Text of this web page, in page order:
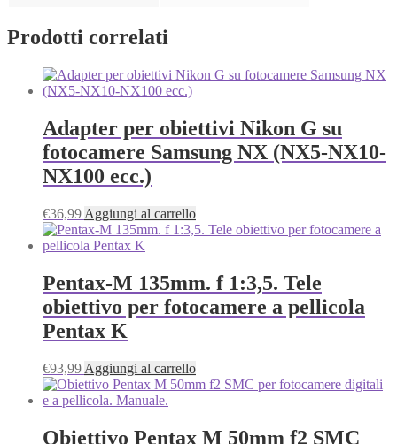
Prodotti correlati
Adapter per obiettivi Nikon G su
fotocamere Samsung NX (NX5-NX10-
NX100 ecc.)
€36,99 Aggiungi al carrello
Pentax-M 135mm. f 1:3,5. Tele
obiettivo per fotocamere a pellicola
Pentax K
€93,99 Aggiungi al carrello
Obiettivo Pentax M 50mm f2 SMC